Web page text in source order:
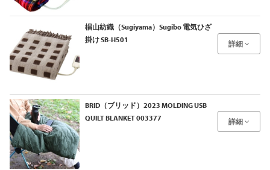
椙山紡織（Sugiyama）Sugibo 電気ひざ
掛け SB-H501
詳細
BRID（ブリッド）2023 MOLDING USB
QUILT BLANKET 003377
詳細